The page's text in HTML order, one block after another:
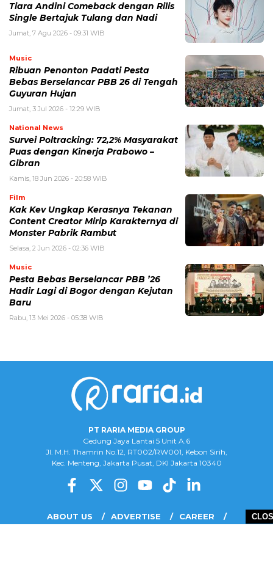
Tiara Andini Comeback dengan Rilis
Single Bertajuk Tulang dan Nadi
Jumat, 7 Agu 2026 - 09:31 WIB
Music
Ribuan Penonton Padati Pesta
Bebas Berselancar PBB 26 di Tengah
Guyuran Hujan
Jumat, 3 Jul 2026 - 12:29 WIB
National News
Survei Poltracking: 72,2% Masyarakat
Puas dengan Kinerja Prabowo –
Gibran
Kamis, 18 Jun 2026 - 20:58 WIB
Film
Kak Kev Ungkap Kerasnya Tekanan
Content Creator Mirip Karakternya di
Monster Pabrik Rambut
Selasa, 2 Jun 2026 - 02:36 WIB
Music
Pesta Bebas Berselancar PBB ’26
Hadir Lagi di Bogor dengan Kejutan
Baru
Rabu, 13 Mei 2026 - 05:38 WIB
PT RARIA MEDIA GROUP
Gedung Jaya Lantai 5 Unit A.6
Jl. M.H. Thamrin No.12, RT002/RW001, Kebon Sirih,
Kec. Menteng, Jakarta Pusat, DKI Jakarta 10340
ABOUT US ADVERTISE
CAREER